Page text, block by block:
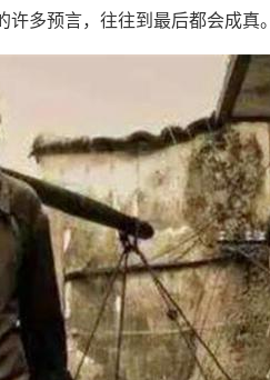
多预言，往往到最后都会成真。